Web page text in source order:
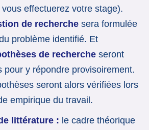
vous effectuerez votre stage).
de recherche sera formulée
problème identifié. Et
de recherche seront
pour y répondre provisoirement.
seront alors vérifiées lors
empirique du travail.
littérature : le cadre théorique